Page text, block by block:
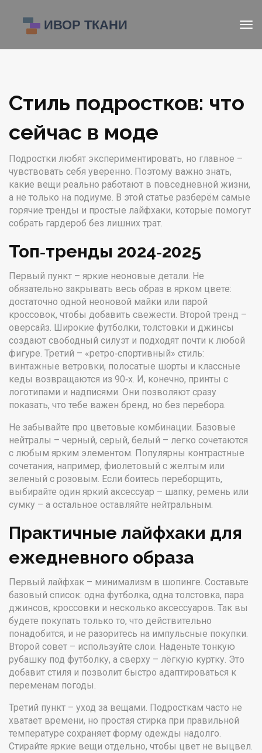
Стиль подростков: что
сейчас в моде
Подростки любят экспериментировать, но главное –
чувствовать себя уверенно. Поэтому важно знать,
какие вещи реально работают в повседневной жизни,
а не только на подиуме. В этой статье разберём самые
горячие тренды и простые лайфхаки, которые помогут
собрать гардероб без лишних трат.
Топ‑тренды 2024‑2025
Первый пункт – яркие неоновые детали. Не
обязательно закрывать весь образ в ярком цвете:
достаточно одной неоновой майки или парой
кроссовок, чтобы добавить свежести. Второй тренд –
оверсайз. Широкие футболки, толстовки и джинсы
создают свободный силуэт и подходят почти к любой
фигуре. Третий – «ретро‑спортивный» стиль:
винтажные ветровки, полосатые шорты и классные
кеды возвращаются из 90‑х. И, конечно, принты с
логотипами и надписями. Они позволяют сразу
показать, что тебе важен бренд, но без перебора.
Не забывайте про цветовые комбинации. Базовые
нейтралы – черный, серый, белый – легко сочетаются
с любым ярким элементом. Популярны контрастные
сочетания, например, фиолетовый с желтым или
зеленый с розовым. Если боитесь переборщить,
выбирайте один яркий аксессуар – шапку, ремень или
сумку – а остальное оставляйте нейтральным.
Практичные лайфхаки для
ежедневного образа
Первый лайфхак – минимализм в шопинге. Составьте
базовый список: одна футболка, одна толстовка, пара
джинсов, кроссовки и несколько аксессуаров. Так вы
будете покупать только то, что действительно
понадобится, и не разоритесь на импульсные покупки.
Второй совет – используйте слои. Наденьте тонкую
рубашку под футболку, а сверху – лёгкую куртку. Это
добавит стиля и позволит быстро адаптироваться к
переменам погоды.
Третий пункт – уход за вещами. Подросткам часто не
хватает времени, но простая стирка при правильной
температуре сохраняет форму одежды надолго.
Стирайте яркие вещи отдельно, чтобы цвет не выцвел.